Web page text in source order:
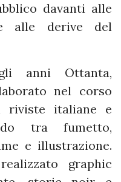
davanti alle
alle derive del
anni Ottanta,
nel corso
riviste italiane e
tra fumetto,
e illustrazione.
graphic